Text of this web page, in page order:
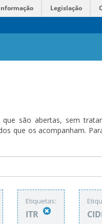
Legislação
são abertas, sem
que os acompanham.
Etiquetas:
ITR